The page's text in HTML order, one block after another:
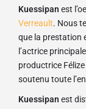
Kuessipan est
Verreault. Nous
que la prestation
l’actrice
productrice
soutenu toute
Kuessipan est